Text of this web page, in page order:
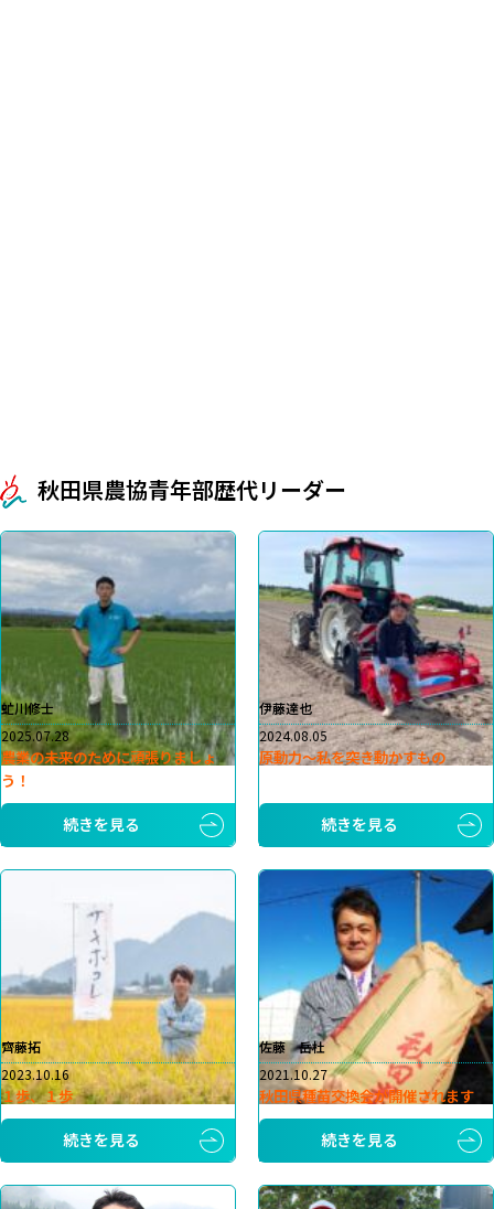
秋田県農協青年部歴代リーダー
虻川修士
2025.07.28
農業の未来のために頑張りましょ
う！
続きを見る
伊藤達也
2024.08.05
原動力～私を突き動かすもの
続きを見る
齊藤拓
2023.10.16
１歩、１歩
続きを見る
佐藤 岳杜
2021.10.27
秋田県種苗交換会が開催されます
続きを見る